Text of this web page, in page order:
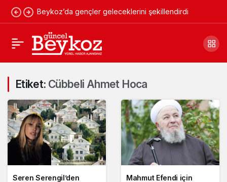
Beykoz’da gençler geleceklerini şekillendirdi
Etiket: Cübbeli Ahmet Hoca
Seren Serengil’den
Mahmut Efendi için